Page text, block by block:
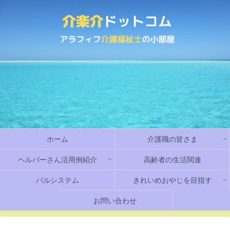
ホーム 介護職の皆さま
ヘルパーさん活用例紹介 高齢者の生活関連
パルシステム きれいめおやじを目指す
お問い合わせ